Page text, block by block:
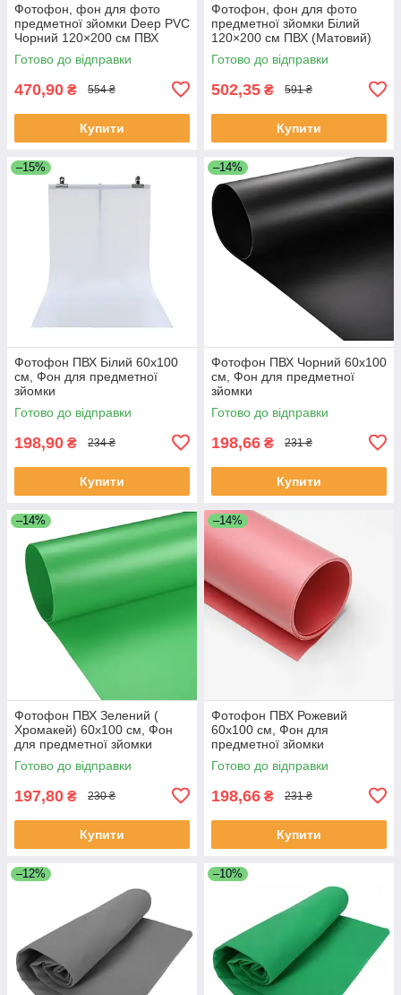
Фотофон, фон для фото
предметної зйомки Deep PVC
Чорний 120×200 см ПВХ
(Матовий)
Готово до відправки
470,90 ₴ 554 ₴
Купити
Фотофон, фон для фото
предметної зйомки Білий
120×200 см ПВХ (Матовий)
Готово до відправки
502,35 ₴ 591 ₴
Купити
–15%
Фотофон ПВХ Білий 60х100
см, Фон для предметної
зйомки
Готово до відправки
198,90 ₴ 234 ₴
Купити
–14%
Фотофон ПВХ Чорний 60х100
см, Фон для предметної
зйомки
Готово до відправки
198,66 ₴ 231 ₴
Купити
–14%
Фотофон ПВХ Зелений (
Хромакей) 60х100 см, Фон
для предметної зйомки
Готово до відправки
197,80 ₴ 230 ₴
Купити
–14%
Фотофон ПВХ Рожевий
60х100 см, Фон для
предметної зйомки
Готово до відправки
198,66 ₴ 231 ₴
Купити
–12% –10%